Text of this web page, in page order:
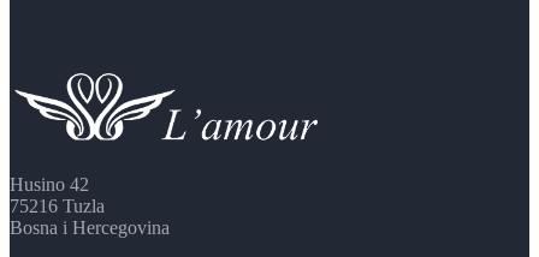
Husino 42
75216 Tuzla
Bosna i Hercegovina